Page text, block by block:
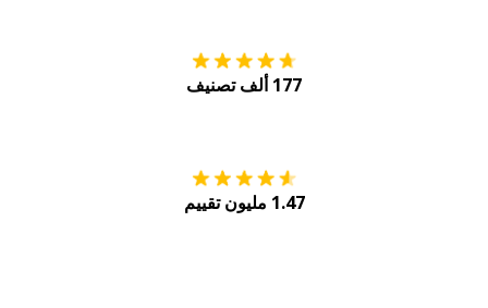
177 ألف تصنيف
1.47 مليون تقييم